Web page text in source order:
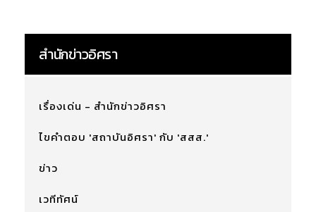
สำนักข่าวอิศรา
เรื่องเด่น - สำนักข่าวอิศรา
ไขคำตอบ 'สถาบันอิศรา' กับ 'สสส.'
ข่าว
เวทีทัศน์